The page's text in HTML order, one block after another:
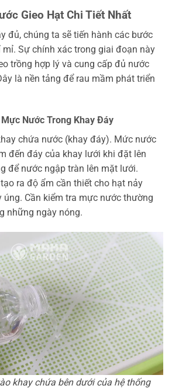
Gieo Hạt Chi Tiết Nhất
đủ, chúng ta sẽ tiến hành các bước
Sự chính xác trong giai đoạn này
trồng hợp lý và cung cấp đủ nước
là nền tảng để rau mầm phát triển
Nước Trong Khay Đáy
chứa nước (khay đáy). Mức nước
đến đáy của khay lưới khi đặt lên
để nước ngập tràn lên mặt lưới.
ra độ ẩm cần thiết cho hạt nảy
úng. Cần kiểm tra mực nước thường
những ngày nóng.
khay chứa bên dưới của hệ thống